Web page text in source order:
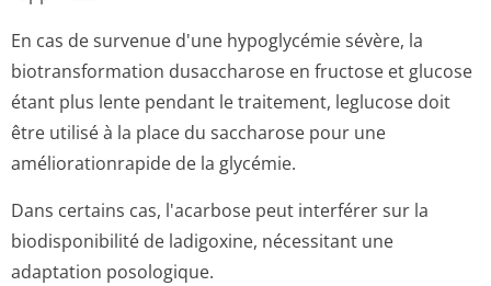
En cas de survenue d'une hypoglycémie sévère, la
biotransformation dusaccharose en fructose et glucose
étant plus lente pendant le traitement, leglucose doit
être utilisé à la place du saccharose pour une
améliorationrapide de la glycémie.
Dans certains cas, l'acarbose peut interférer sur la
biodisponibilité de ladigoxine, nécessitant une
adaptation posologique.